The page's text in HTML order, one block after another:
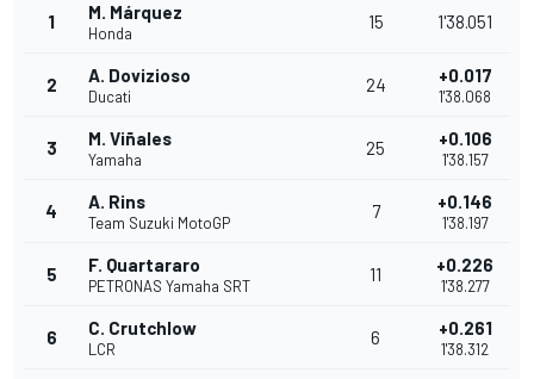
1 M. Márquez
Honda
15 1'38.051
2 A. Dovizioso
Ducati
24 +0.017
1'38.068
3 M. Viñales
Yamaha
25 +0.106
1'38.157
4 A. Rins
Team Suzuki MotoGP
7 +0.146
1'38.197
5 F. Quartararo
PETRONAS Yamaha SRT
11 +0.226
1'38.277
6 C. Crutchlow
LCR
6 +0.261
1'38.312